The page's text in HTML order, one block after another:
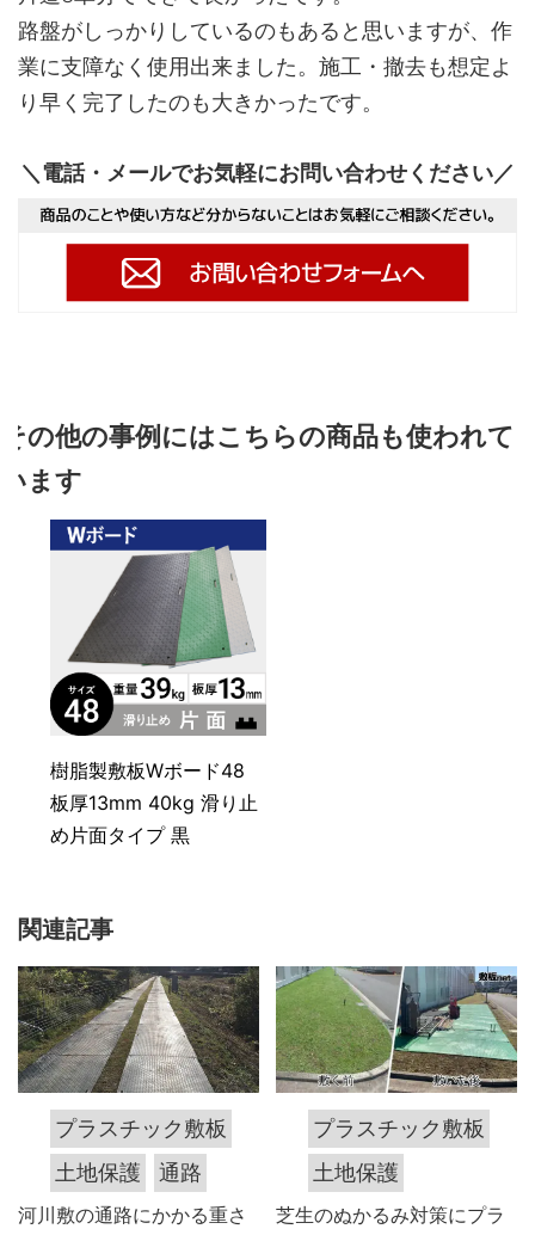
路盤がしっかりしているのもあると思いますが、作
業に支障なく使用出来ました。施工・撤去も想定よ
り早く完了したのも大きかったです。
＼電話・メールでお気軽にお問い合わせください／
その他の事例にはこちらの商品も使われて
います
樹脂製敷板Wボード48
板厚13mm 40kg 滑り止
め片面タイプ 黒
関連記事
プラスチック敷板
土地保護
通路
河川敷の通路にかかる重さ
プラスチック敷板
土地保護
芝生のぬかるみ対策にプラ